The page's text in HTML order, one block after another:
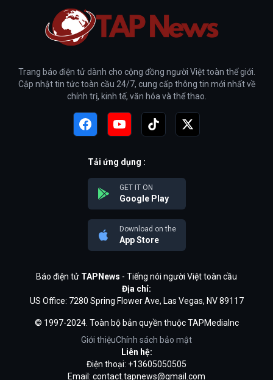
Trang báo điện tử dành cho cộng đồng người Việt toàn thế giới.
Cập nhật tin tức toàn cầu 24/7, cung cấp thông tin mới nhất về
chính trị, kinh tế, văn hóa và thể thao.
Tải ứng dụng :
GET IT ON
Google Play
Download on the
App Store
Báo điện tử TAPNews - Tiếng nói người Việt toàn cầu
Địa chỉ:
US Office: 7280 Spring Flower Ave, Las Vegas, NV 89117
© 1997-2024. Toàn bộ bản quyền thuộc TAPMediaInc
Giới thiệuChính sách bảo mật
Liên hệ:
Điện thoại: +13605050505
Email: contact.tapnews@gmail.com